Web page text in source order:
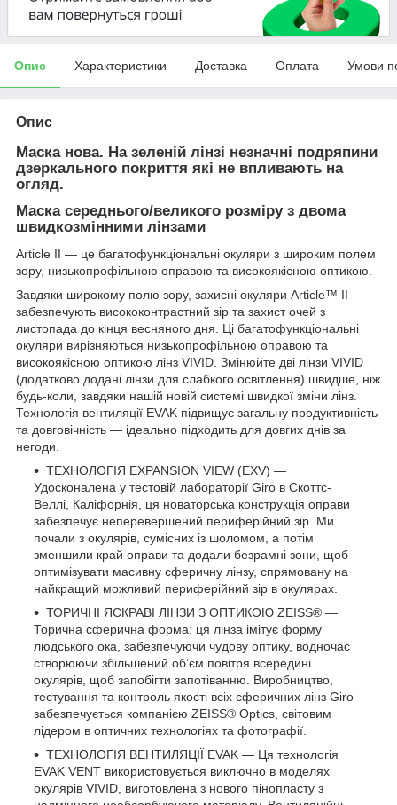
Опис Характеристики Доставка Оплата Умови
Опис
Маска нова. На зеленій лінзі незначні подряпини
дзеркального покриття які не впливають на
огляд.
Маска середнього/великого розміру з двома
швидкозмінними лінзами
Article II — це багатофункціональні окуляри з широким полем
зору, низькопрофільною оправою та високоякісною оптикою.
Завдяки широкому полю зору, захисні окуляри Article™ II
забезпечують висококонтрастний зір та захист очей з
листопада до кінця весняного дня. Ці багатофункціональні
окуляри вирізняються низькопрофільною оправою та
високоякісною оптикою лінз VIVID. Змінюйте дві лінзи VIVID
(додатково додані лінзи для слабкого освітлення) швидше, ніж
будь-коли, завдяки нашій новій системі швидкої зміни лінз.
Технологія вентиляції EVAK підвищує загальну продуктивність
та довговічність — ідеально підходить для довгих днів за
негоди.
ТЕХНОЛОГІЯ EXPANSION VIEW (EXV) —
Удосконалена у тестовій лабораторії Giro в Скоттс-
Веллі, Каліфорнія, ця новаторська конструкція оправи
забезпечує неперевершений периферійний зір. Ми
почали з окулярів, сумісних із шоломом, а потім
зменшили край оправи та додали безрамні зони, щоб
оптимізувати масивну сферичну лінзу, спрямовану на
найкращий можливий периферійний зір в окулярах.
ТОРИЧНІ ЯСКРАВІ ЛІНЗИ З ОПТИКОЮ ZEISS® —
Торична сферична форма; ця лінза імітує форму
людського ока, забезпечуючи чудову оптику, водночас
створюючи збільшений об’єм повітря всередині
окулярів, щоб запобігти запотіванню. Виробництво,
тестування та контроль якості всіх сферичних лінз Giro
забезпечується компанією ZEISS® Optics, світовим
лідером в оптичних технологіях та фотографії.
ТЕХНОЛОГІЯ ВЕНТИЛЯЦІЇ EVAK — Ця технологія
EVAK VENT використовується виключно в моделях
окулярів VIVID, виготовлена ​​з нового пінопласту з